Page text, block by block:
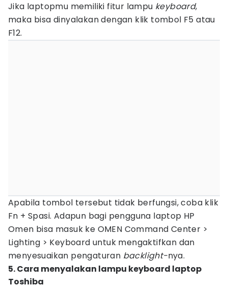
Jika laptopmu memiliki fitur lampu keyboard,
maka bisa dinyalakan dengan klik tombol F5 atau
F12.
Apabila tombol tersebut tidak berfungsi, coba klik
Fn + Spasi. Adapun bagi pengguna laptop HP
Omen bisa masuk ke OMEN Command Center >
Lighting > Keyboard untuk mengaktifkan dan
menyesuaikan pengaturan backlight-nya.
5. Cara menyalakan lampu keyboard laptop
Toshiba